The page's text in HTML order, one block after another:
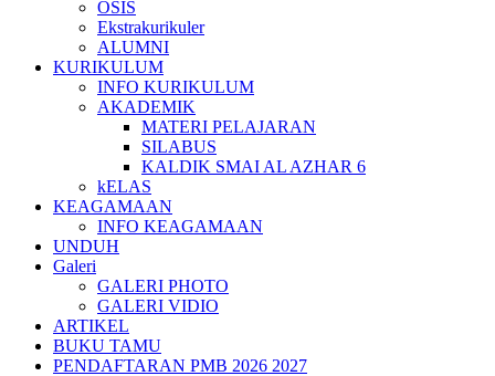
OSIS
Ekstrakurikuler
ALUMNI
KURIKULUM
INFO KURIKULUM
AKADEMIK
MATERI PELAJARAN
SILABUS
KALDIK SMAI AL AZHAR 6
kELAS
KEAGAMAAN
INFO KEAGAMAAN
UNDUH
Galeri
GALERI PHOTO
GALERI VIDIO
ARTIKEL
BUKU TAMU
PENDAFTARAN PMB 2026 2027